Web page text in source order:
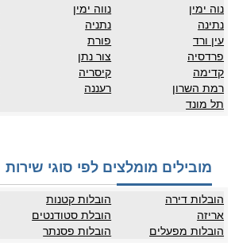
נוה ימין
נווה ימין
נתינה
נתניה
עין ורד
פורת
פרדסיה
צור נתן
קדימה
קיסריה
רמת השרון
רעננה
תל מונד
מובילים מומלצים לפי סוגי שירות
הובלות דירה הובלות קטנות
אריזה
הובלת סטודנטים
הובלות מפעלים
הובלות פסנתר